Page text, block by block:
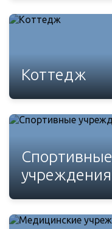
Коттедж
Спортивные
учреждения